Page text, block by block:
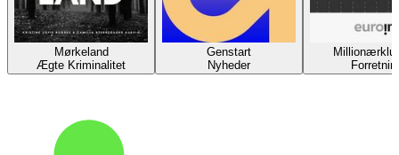
Mørkeland
Ægte Kriminalitet
Genstart
Nyheder